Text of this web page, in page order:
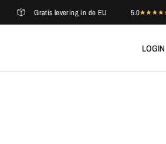
Gratis levering in de EU 5.0 op
LOGIN